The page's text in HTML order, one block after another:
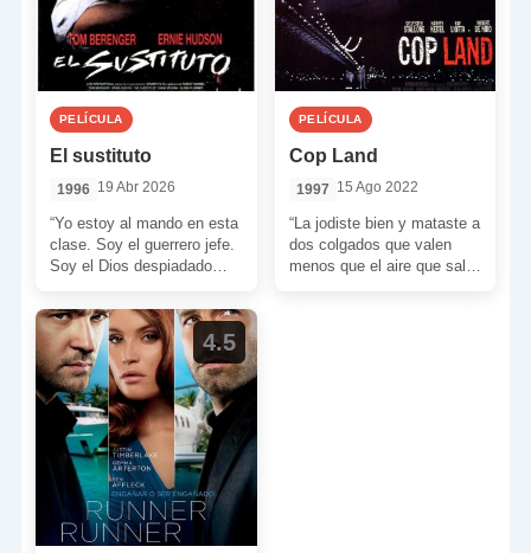
PELÍCULA
El sustituto
1996 19 Abr 2026
“Yo estoy al mando en esta
clase. Soy el guerrero jefe.
Soy el Dios despiadado
se […]
PELÍCULA
Cop Land
1997 15 Ago 2022
“La jodiste bien y mataste a
dos colgados que valen
menos que el aire que sale
4.5